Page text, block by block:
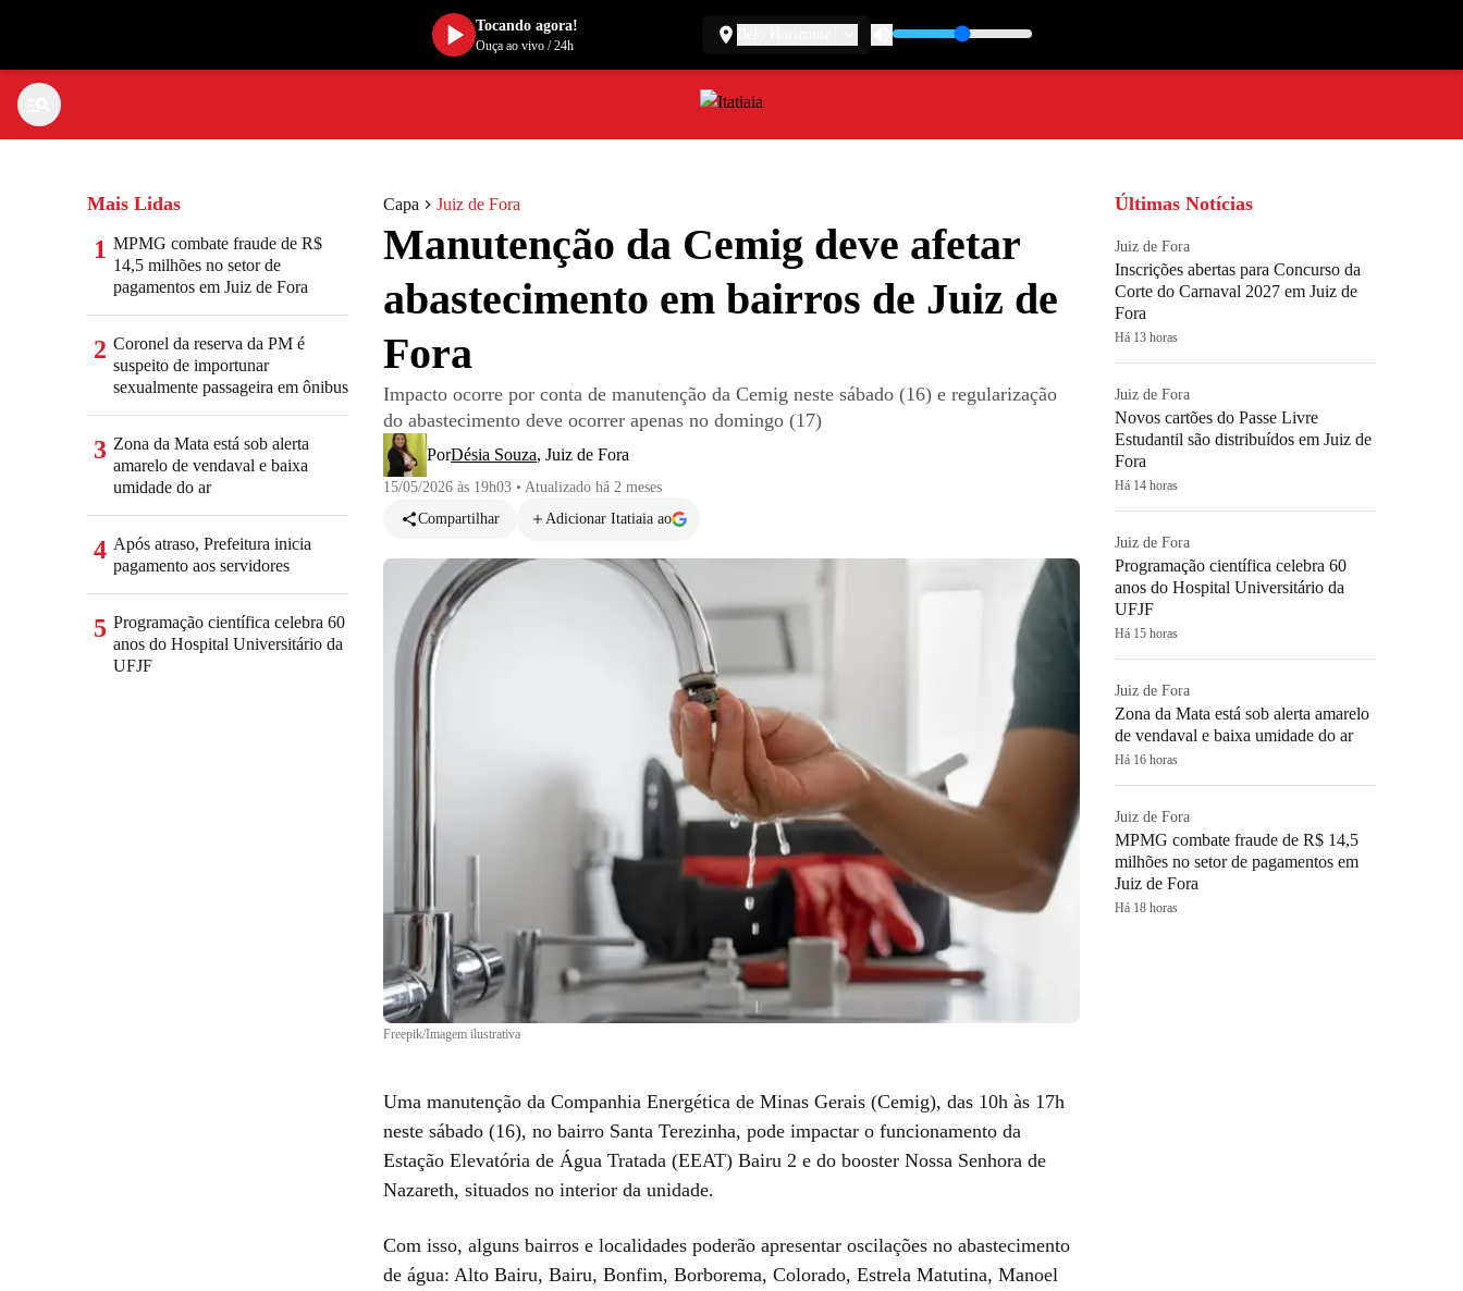
Capa Juiz de Fora
Manutenção da Cemig deve afetar
abastecimento em bairros de Juiz de
Fora
Impacto ocorre por conta de manutenção da Cemig neste sábado (16) e regularização
do abastecimento deve ocorrer apenas no domingo (17)
PorDésia Souza, Juiz de Fora
15/05/2026 às 19h03 • Atualizado há 2 meses
Compartilhar
Adicionar Itatiaia ao
Freepik/Imagem ilustrativa
Uma manutenção da Companhia Energética de Minas Gerais (Cemig), das 10h às 17h
neste sábado (16), no bairro Santa Terezinha, pode impactar o funcionamento da
Estação Elevatória de Água Tratada (EEAT) Bairu 2 e do booster Nossa Senhora de
Nazareth, situados no interior da unidade.
Com isso, alguns bairros e localidades poderão apresentar oscilações no abastecimento
de água: Alto Bairu, Bairu, Bonfim, Borborema, Colorado, Estrela Matutina, Manoel
Mais Lidas
1 MPMG combate fraude de R$
14,5 milhões no setor de
pagamentos em Juiz de Fora
2 Coronel da reserva da PM é
suspeito de importunar
sexualmente passageira em ônibus
3 Zona da Mata está sob alerta
amarelo de vendaval e baixa
umidade do ar
4 Após atraso, Prefeitura inicia
pagamento aos servidores
5 Programação científica celebra 60
anos do Hospital Universitário da
UFJF
Últimas Notícias
Juiz de Fora
Inscrições abertas para Concurso da
Corte do Carnaval 2027 em Juiz de
Fora
Há 13 horas
Juiz de Fora
Novos cartões do Passe Livre
Estudantil são distribuídos em Juiz de
Fora
Há 14 horas
Juiz de Fora
Programação científica celebra 60
anos do Hospital Universitário da
UFJF
Há 15 horas
Juiz de Fora
Zona da Mata está sob alerta amarelo
de vendaval e baixa umidade do ar
Há 16 horas
Juiz de Fora
MPMG combate fraude de R$ 14,5
milhões no setor de pagamentos em
Juiz de Fora
Há 18 horas
Tocando agora!
Ouça ao vivo/24h